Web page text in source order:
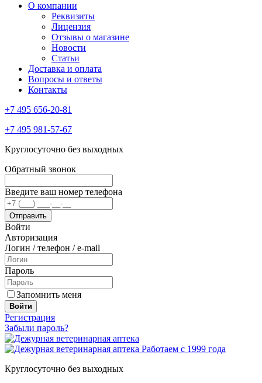
О компании
Реквизиты
Лицензия
Отзывы о магазине
Новости
Статьи
Доставка и оплата
Вопросы и ответы
Контакты
+7 495 656-20-81
+7 495 981-57-67
Круглосуточно без выходных
Обратный звонок
Введите ваш номер телефона
Войти
Авторизация
Логин / телефон / e-mail
Пароль
Запомнить меня
Войти
Регистрация
Забыли пароль?
Работаем с 1999 года
Круглосуточно без выходных